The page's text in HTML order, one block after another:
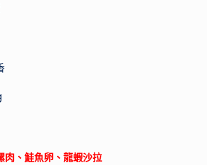
肉、鮭魚卵、龍蝦沙拉